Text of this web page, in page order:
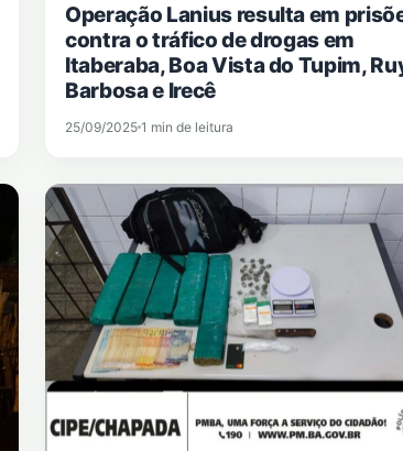
Operação Lanius resulta em
contra o tráfico de drogas em
Itaberaba, Boa Vista do Tupim,
Barbosa e Irecê
25/09/2025 1 min de leitura